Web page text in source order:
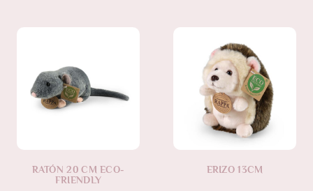
RATÓN 20 CM ECO-
FRIENDLY
ERIZO 13CM